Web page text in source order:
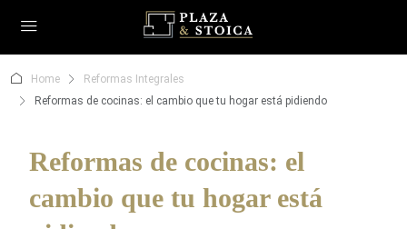
Home
Reformas Integrales
Reformas de cocinas: el cambio que tu hogar está pidiendo
Reformas de cocinas: el
cambio que tu hogar está